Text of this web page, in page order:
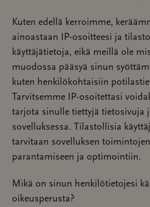
Kuten edellä kerroimme,
ainoastaan IP-osoitteesi ja
käyttäjätietoja, eikä meillä ole
muodossa pääsyä sinun
kuten henkilökohtaisiin
Tarvitsemme IP-osoitettasi
tarjota sinulle tiettyjä tietosivuja
sovelluksessa. Tilastollisia
tarvitaan sovelluksen toimintojen
parantamiseen ja optimointiin.
Mikä on sinun henkilötietojesi
oikeusperusta?